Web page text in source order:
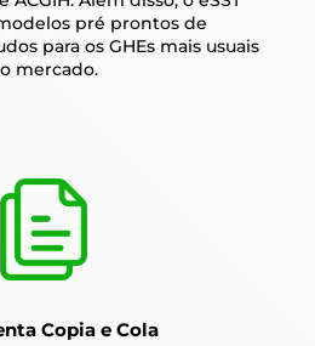
pré prontos de
para os GHEs mais usuais
mercado.
Copia e Cola